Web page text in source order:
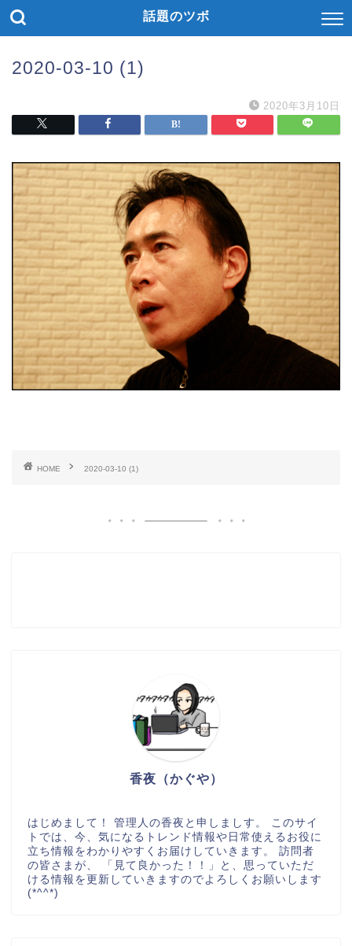
話題のツボ
2020-03-10 (1)
2020年3月10日
HOME 2020-03-10 (1)
香夜（かぐや）
はじめまして！ 管理人の香夜と申しましす。 このサイ
トでは、今、気になるトレンド情報や日常使えるお役に
立ち情報をわかりやすくお届けしていきます。 訪問者
の皆さまが、 「見て良かった！！」と、思っていただ
ける情報を更新していきますのでよろしくお願いします
(*^^*)